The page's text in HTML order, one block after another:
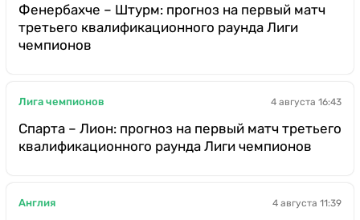
Фенербахче – Штурм: прогноз на первый матч
третьего квалификационного раунда Лиги
чемпионов
Лига чемпионов 4 августа 16:43
Спарта – Лион: прогноз на первый матч третьего
квалификационного раунда Лиги чемпионов
Англия 4 августа 11:39